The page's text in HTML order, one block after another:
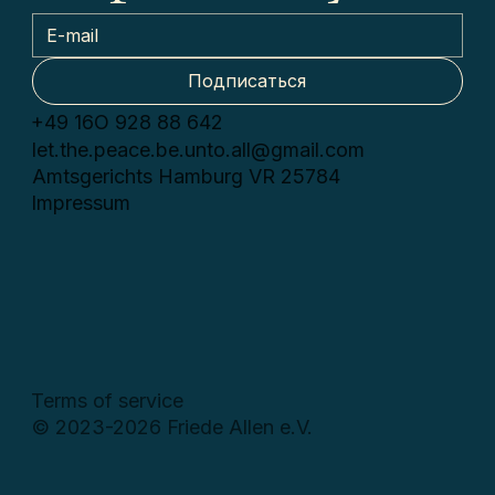
Подписаться
+49 16О 928 88 642
let.the.peace.be.unto.all@gmail.com
Amtsgerichts Hamburg VR 25784
Impressum
Terms of service
© 2023-2026 Friede Allen e.V.